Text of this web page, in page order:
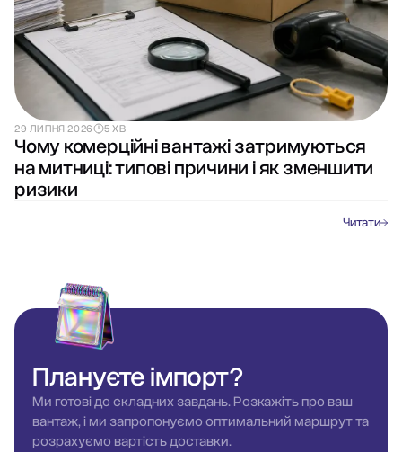
29 ЛИПНЯ 2026 5 ХВ
Чому комерційні вантажі затримуються
на митниці: типові причини і як зменшити
ризики
Читати
Плануєтеімпорт?
Ми готові до складних завдань. Розкажіть про ваш
вантаж, і ми запропонуємо оптимальний маршрут та
розрахуємо вартість доставки.